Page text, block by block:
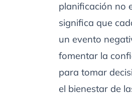
planificación no
significa que
un evento
fomentar la
para tomar
el bienestar de